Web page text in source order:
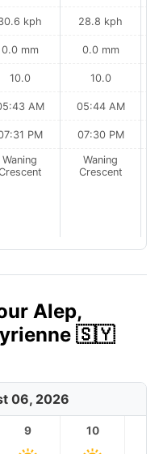
kph
0.0 mm
10.0
AM
PM
Waning
28.8 kph
0.0 mm
10.0
05:44 AM
07:30 PM
Waning
Crescent
Alep,
🇸🇾
06, 2026
9 10